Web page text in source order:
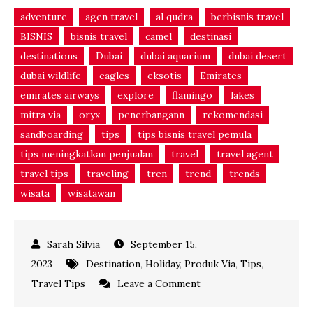
adventure agen travel al qudra
berbisnis travel
BISNIS
bisnis travel camel
destinasi
destinations
Dubai dubai aquarium
dubai desert
dubai wildlife
eagles eksotis
Emirates
emirates airways
explore flamingo
lakes
mitra via
oryx penerbangann
rekomendasi
sandboarding
tips
tips bisnis travel pemula
tips meningkatkan penjualan
travel
travel agent
travel tips
traveling tren trend
trends
wisata
wisatawan
September 15,
2023
Destination, Holiday, Produk Via, Tips,
Travel Tips
Leave a Commenton